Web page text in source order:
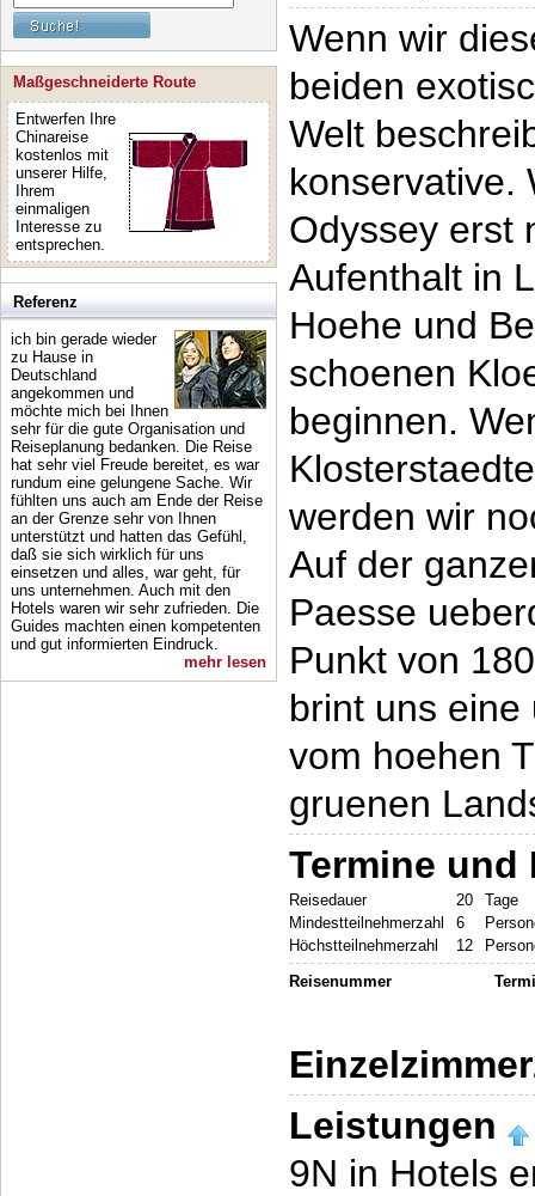
Maßgeschneiderte Route
Entwerfen Ihre
Chinareise
kostenlos mit
unserer Hilfe,
Ihrem
einmaligen
Interesse zu
entsprechen.
Referenz
ich bin gerade wieder
zu Hause in
Deutschland
angekommen und
möchte mich bei Ihnen
sehr für die gute Organisation und
Reiseplanung bedanken. Die Reise
hat sehr viel Freude bereitet, es war
rundum eine gelungene Sache. Wir
fühlten uns auch am Ende der Reise
an der Grenze sehr von Ihnen
unterstützt und hatten das Gefühl,
daß sie sich wirklich für uns
einsetzen und alles, war geht, für
uns unternehmen. Auch mit den
Hotels waren wir sehr zufrieden. Die
Guides machten einen kompetenten
und gut informierten Eindruck.
mehr lesen
Wenn wir
beiden
Welt
konservative.
Odyssey erst
Aufenthalt in
Hoehe und
schoenen
beginnen.
werden wir
Auf der
Paesse
Punkt von
brint uns eine
vom hoehen
gruenen
Termine und
Reisedauer 20
Tage
Mindestteilnehmerzahl
6
Höchstteilnehmerzahl
12
Reisenummer
Leistungen
9N in Hotels